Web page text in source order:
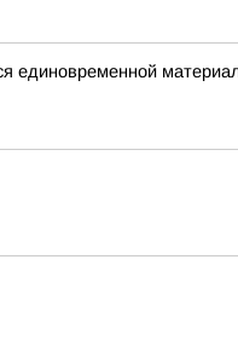
единовременной